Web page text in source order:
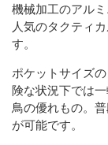
機械加工のアル
人気のタクティ
す。
ポケットサイズ
険な状況下では
鳥の優れもの。
が可能です。